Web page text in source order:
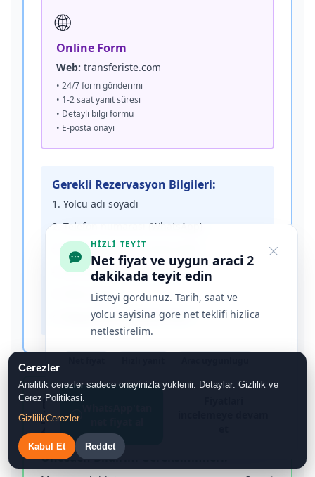
🌐
Online Form
Web: transferiste.com
• 24/7 form gönderimi
• 1-2 saat yanıt süresi
• Detaylı bilgi formu
• E-posta onayı
Gerekli Rezervasyon Bilgileri:
1. Yolcu adı soyadı
2. Telefon numarası (WhatsApp)
3. Uçuş numarası ve varış saati
4. Varış adresi (otel/konum)
5. Yolcu sayısı
6. Bagaj/ekstra gereksinimler
⏰ Rezervasyon
Zamanlama Parametreleri
Önceden Bildirim Gereksinimleri:
HIZLI TEYIT
Net fiyat ve uygun araci 2
dakikada teyit edin
Listeyi gordunuz. Tarih, saat ve
yolcu sayisina gore net teklifi hizlica
netlestirelim.
Cerezler
Analitik cerezler sadece onayinizla yuklenir. Detaylar: Gizlilik ve
Cerez Politikasi.
GizlilikCerezler
Kabul Et Reddet